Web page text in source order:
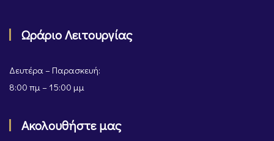
Ωράριο Λειτουργίας
Δευτέρα – Παρασκευή:
8:00 πμ – 15:00 μμ
Ακολουθήστε μας